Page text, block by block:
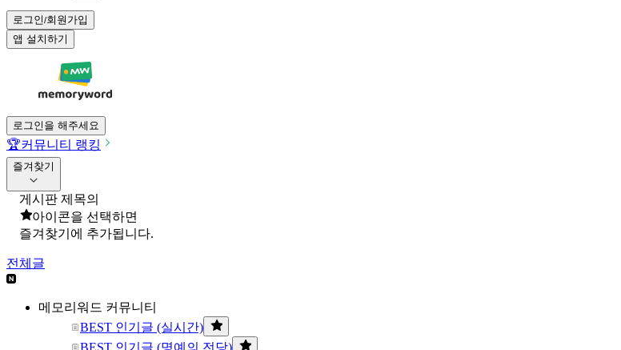
로그인/회원가입
앱 설치하기
로그인을 해주세요
🏆커뮤니티 랭킹
즐겨찾기
게시판 제목의
아이콘을 선택하면
즐겨찾기에 추가됩니다.
전체글
메모리워드 커뮤니티
BEST 인기글 (실시간)
BEST 인기글 (명예의 전당)